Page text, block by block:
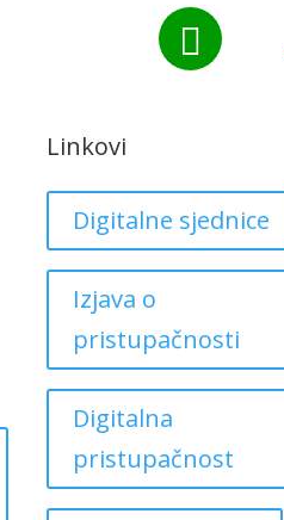

Linkovi
Digitalne sjednice
Izjava o
pristupačnosti
Digitalna
pristupačnost